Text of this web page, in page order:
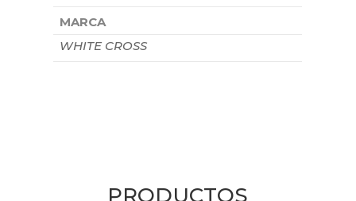
MARCA
WHITE CROSS
PRODUCTOS